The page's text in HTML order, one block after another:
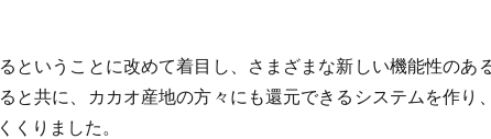
ということに改めて着目し、さまざまな新しい機能性のあ
と共に、カカオ産地の方々にも還元できるシステムを作り
くりました。